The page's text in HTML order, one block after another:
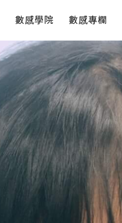
數感學院 數感專欄